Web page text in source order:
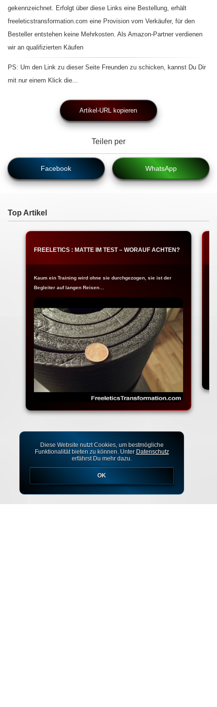
gekennzeichnet. Erfolgt über diese Links eine Bestellung, erhält
freeleticstransformation.com eine Provision vom Verkäufer, für den
Besteller entstehen keine Mehrkosten. Als Amazon-Partner verdienen
wir an qualifizierten Käufen
PS: Um den Link zu dieser Seite Freunden zu schicken, kannst Du Dir
mit nur einem Klick die...
Artikel-URL kopieren
Teilen per
Facebook WhatsApp
Top Artikel
FREELETICS : MATTE IM TEST – WORAUF ACHTEN?
Kaum ein Training wird ohne sie durchgezogen, sie ist der
Begleiter auf langen Reisen…
Diese Website nutzt Cookies, um bestmögliche
Funktionalität bieten zu können. Unter Datenschutz
erfährst Du mehr dazu.
OK